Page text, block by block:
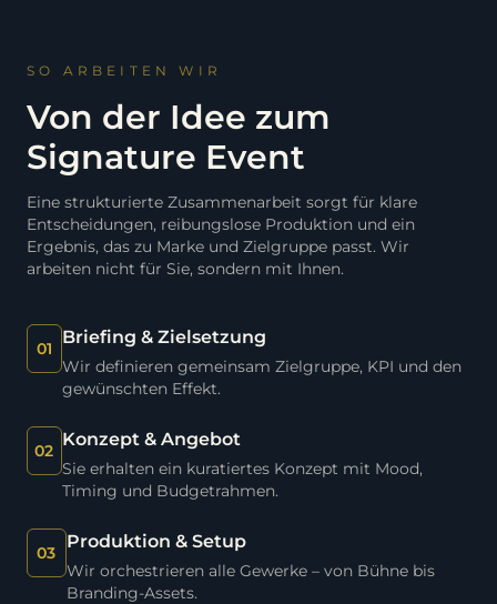
SO ARBEITEN WIR
Von der Idee zum
Signature Event
Eine strukturierte Zusammenarbeit sorgt für klare
Entscheidungen, reibungslose Produktion und ein
Ergebnis, das zu Marke und Zielgruppe passt. Wir
arbeiten nicht für Sie, sondern mit Ihnen.
01
Briefing & Zielsetzung
Wir definieren gemeinsam Zielgruppe, KPI und den
gewünschten Effekt.
02
Konzept & Angebot
Sie erhalten ein kuratiertes Konzept mit Mood,
Timing und Budgetrahmen.
03
Produktion & Setup
Wir orchestrieren alle Gewerke – von Bühne bis
Branding-Assets.